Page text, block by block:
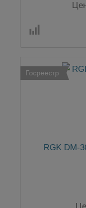
Госреестр
RGK DM-